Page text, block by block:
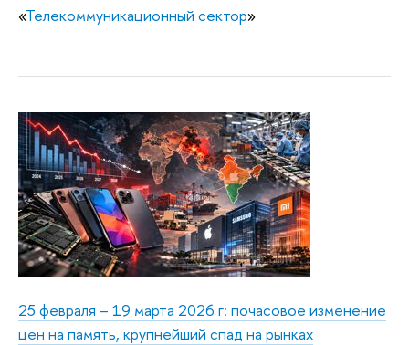
«Телекоммуникационный сектор»
25 февраля – 19 марта 2026 г: почасовое изменение
цен на память, крупнейший спад на рынках